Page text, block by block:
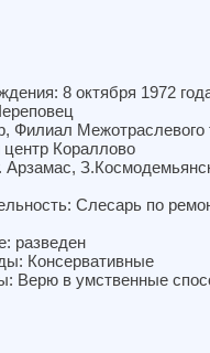
8 октября 1972
Филиал Межотраслевого
центр Кораллово
Арзамас,
Слесарь по
разведен
Консервативные
Верю в умственные